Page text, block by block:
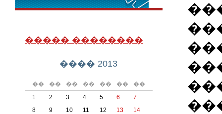
����� ��������
���� 2013
�� �� �� �� �� ��
��
1
2 3 4 5 6
7
8
9 10 11 12 13
14